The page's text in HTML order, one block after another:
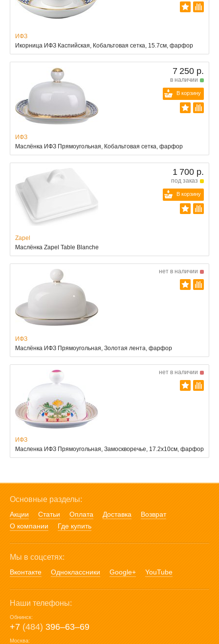
ИФЗ
Икорница ИФЗ Каспийская, Кобальтовая сетка, 15.7см, фарфор
7 250 р.
в наличии
В корзину
ИФЗ
Маслёнка ИФЗ Прямоугольная, Кобальтовая сетка, фарфор
1 700 р.
под заказ
В корзину
Zapel
Маслёнка Zapel Table Blanche
нет в наличии
ИФЗ
Маслёнка ИФЗ Прямоугольная, Золотая лента, фарфор
нет в наличии
ИФЗ
Масленка ИФЗ Прямоугольная, Замоскворечье, 17.2х10см, фарфор
Основные разделы:
Акции Статьи Оплата Доставка
Возврат
О компании
Где купить
Мы в соцсетях:
Вконтакте Одноклассники Google+ YouTube
Наши телефоны:
Обнинск:
+7 (484) 396‒63‒69
Москва: